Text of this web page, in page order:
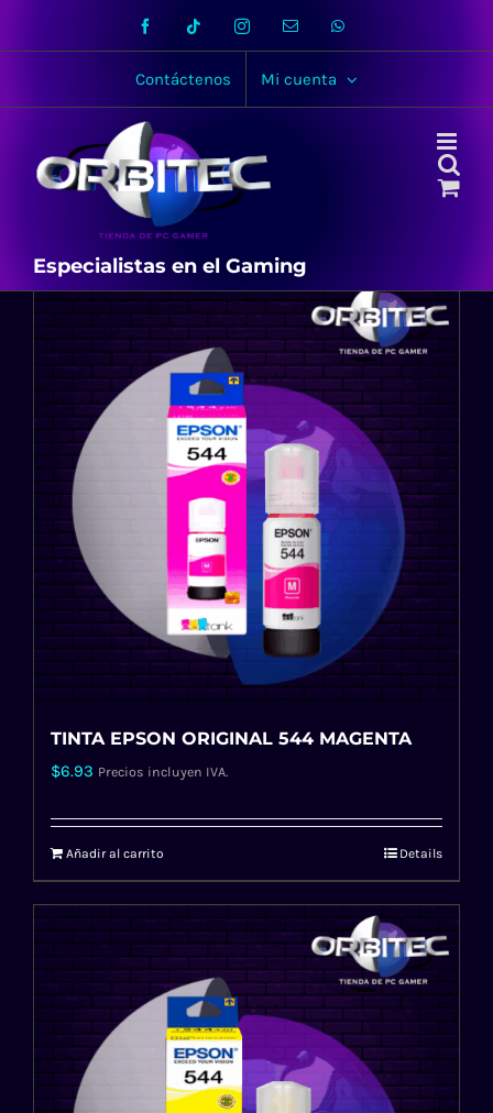
Facebook Tiktok InstagramEmail WhatsApp
Contáctenos Mi cuenta
Especialistas en el Gaming
TINTA EPSON ORIGINAL 544 MAGENTA
$6.93 Precios incluyen IVA.
Añadir al carrito Details